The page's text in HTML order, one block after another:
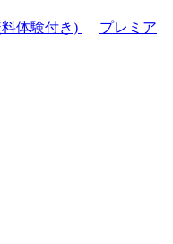
体験付き)
プレミア